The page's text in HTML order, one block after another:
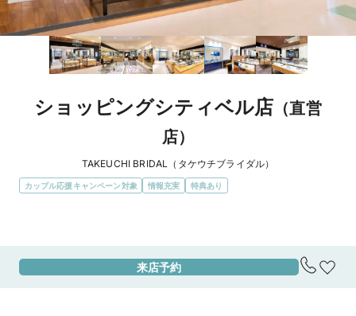
ショッピングシティベル店 （直営
店）
TAKEUCHI BRIDAL（タケウチブライダル）
カップル応援キャンペーン対象 情報充実 特典あり
福井鉄道　ベル前駅から徒歩１分
来店予約